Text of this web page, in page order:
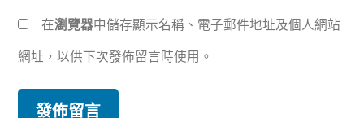
在瀏覽器中儲存顯示名稱、電子郵件地址及個人網站
網址，以供下次發佈留言時使用。